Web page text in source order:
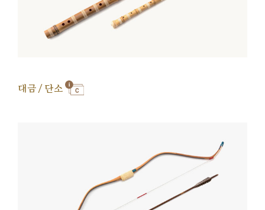
대금 / 단소